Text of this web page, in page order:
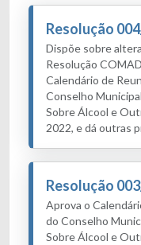
Resolução
Dispõe sobre
Resolução
Calendário de
Conselho
Sobre Álcool e
2022, e dá outras
Resolução
Aprova o
do Conselho
Sobre Álcool e